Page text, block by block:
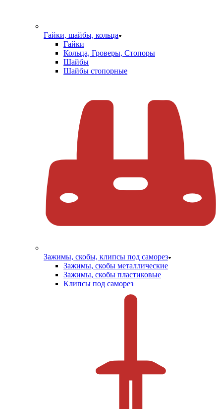
Гайки, шайбы, кольца
Гайки
Кольца, Гроверы, Стопоры
Шайбы
Шайбы стопорные
Зажимы, скобы, клипсы под саморез
Зажимы, скобы металлические
Зажимы, скобы пластиковые
Клипсы под саморез